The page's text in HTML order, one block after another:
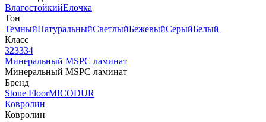
ВлагостойкийЕлочка
Тон
ТемныйНатуральныйСветлыйБежевыйСерыйБелый
Класс
323334
Минеральный MSPC ламинат
Минеральный MSPC ламинат
Бренд
Stone FloorMICODUR
Ковролин
Ковролин